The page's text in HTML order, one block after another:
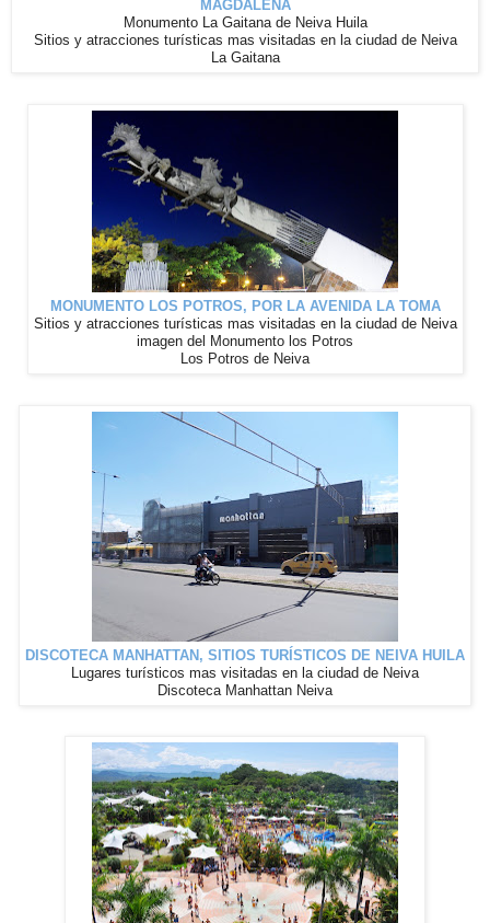
MAGDALENA
Monumento La Gaitana de Neiva Huila
Sitios y atracciones turísticas mas visitadas en la ciudad de Neiva
La Gaitana
MONUMENTO LOS POTROS, POR LA AVENIDA LA TOMA
Sitios y atracciones turísticas mas visitadas en la ciudad de Neiva
imagen del Monumento los Potros
Los Potros de Neiva
DISCOTECA MANHATTAN, SITIOS TURÍSTICOS DE NEIVA HUILA
Lugares turísticos mas visitadas en la ciudad de Neiva
Discoteca Manhattan Neiva